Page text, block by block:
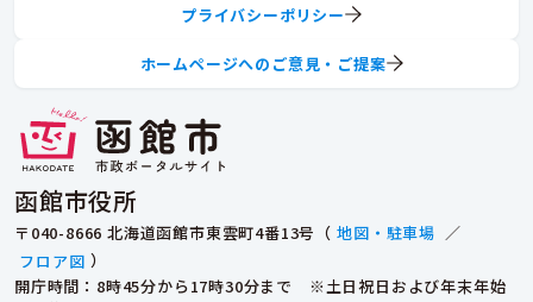
函館市役所
〒040-8666 北海道函館市東雲町4番13号（ 地図・駐車場 ／
フロア図 ）
開庁時間：8時45分から17時30分まで ※土日祝日および年末年始
プライバシーポリシー
ホームページへのご意見・ご提案